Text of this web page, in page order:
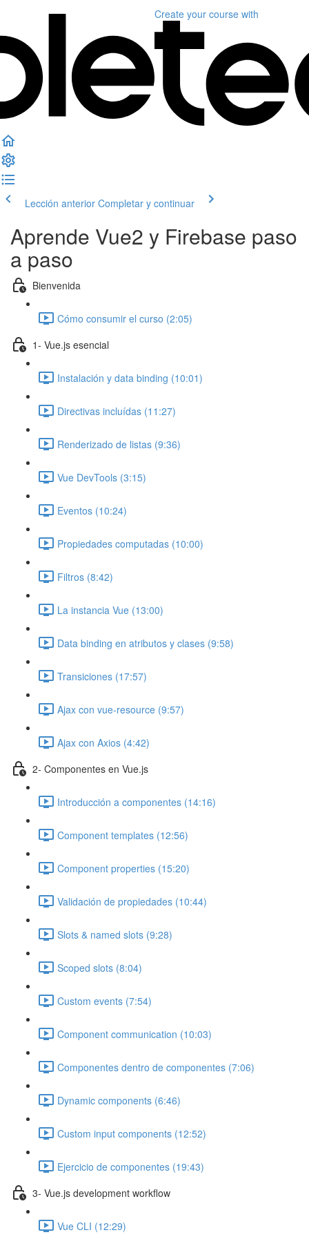
Create your course with
Lección anterior Completar y continuar
Aprende Vue2 y Firebase paso
a paso
Bienvenida
Cómo consumir el curso (2:05)
1- Vue.js esencial
Instalación y data binding (10:01)
Directivas incluídas (11:27)
Renderizado de listas (9:36)
Vue DevTools (3:15)
Eventos (10:24)
Propiedades computadas (10:00)
Filtros (8:42)
La instancia Vue (13:00)
Data binding en atributos y clases (9:58)
Transiciones (17:57)
Ajax con vue-resource (9:57)
Ajax con Axios (4:42)
2- Componentes en Vue.js
Introducción a componentes (14:16)
Component templates (12:56)
Component properties (15:20)
Validación de propiedades (10:44)
Slots & named slots (9:28)
Scoped slots (8:04)
Custom events (7:54)
Component communication (10:03)
Componentes dentro de componentes (7:06)
Dynamic components (6:46)
Custom input components (12:52)
Ejercicio de componentes (19:43)
3- Vue.js development workflow
Vue CLI (12:29)